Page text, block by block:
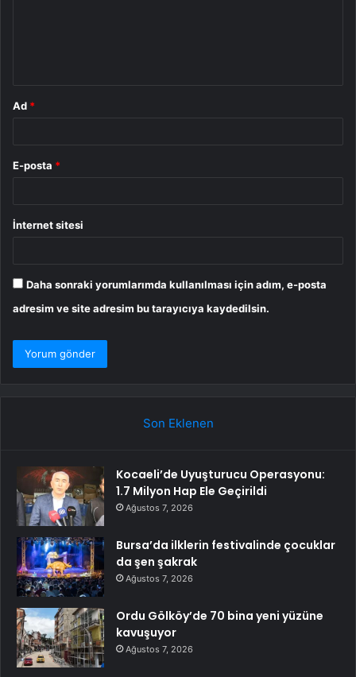
Ad *
E-posta *
İnternet sitesi
Daha sonraki yorumlarımda kullanılması için adım, e-posta
adresim ve site adresim bu tarayıcıya kaydedilsin.
Son Eklenen
Kocaeli’de Uyuşturucu Operasyonu:
1.7 Milyon Hap Ele Geçirildi
Ağustos 7, 2026
Bursa’da ilklerin festivalinde çocuklar
da şen şakrak
Ağustos 7, 2026
Ordu Gölköy’de 70 bina yeni yüzüne
kavuşuyor
Ağustos 7, 2026